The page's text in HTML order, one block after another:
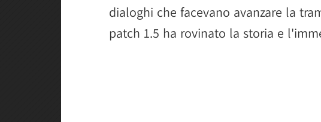
dialoghi che facevano avanzare la
patch 1.5 ha rovinato la storia e